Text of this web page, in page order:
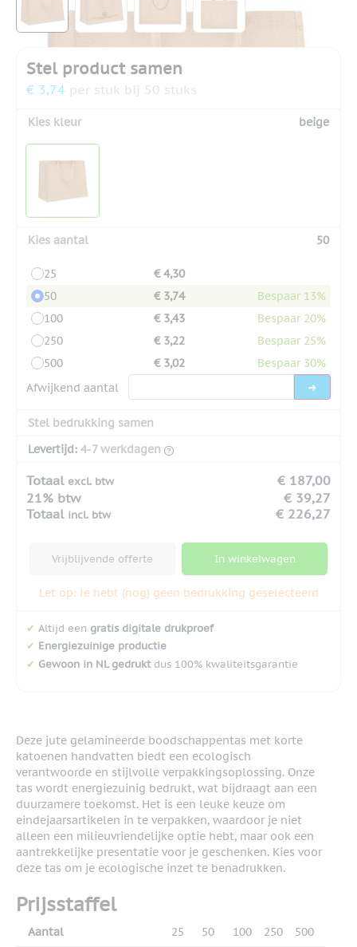
Stel product samen
€ 3,74 per stuk bij 50 stuks
Kies kleur beige
Kies aantal 50
25
€ 4,30
50
€ 3,74
Bespaar 13%
100
€ 3,43
Bespaar 20%
250
€ 3,22
Bespaar 25%
500
€ 3,02
Bespaar 30%
Afwijkend aantal
Stel bedrukking samen
Levertijd: 4-7 werkdagen
Totaal excl. btw
€ 187,00
21% btw
€ 39,27
Totaal incl. btw € 226,27
Vrijblijvende offerte In winkelwagen
Let op: Je hebt (nog) geen bedrukking geselecteerd
✔ Altijd een gratis digitale drukproef
✔ Energiezuinige productie
✔ Gewoon in NL gedruktdus 100% kwaliteitsgarantie
Deze jute gelamineerde boodschappentas met korte
katoenen handvatten biedt een ecologisch
verantwoorde en stijlvolle verpakkingsoplossing. Onze
tas wordt energiezuinig bedrukt, wat bijdraagt aan een
duurzamere toekomst. Het is een leuke keuze om
eindejaarsartikelen in te verpakken, waardoor je niet
alleen een milieuvriendelijke optie hebt, maar ook een
aantrekkelijke presentatie voor je geschenken. Kies voor
deze tas om je ecologische inzet te benadrukken.
Prijsstaffel
Aantal 25 50 100 250 500